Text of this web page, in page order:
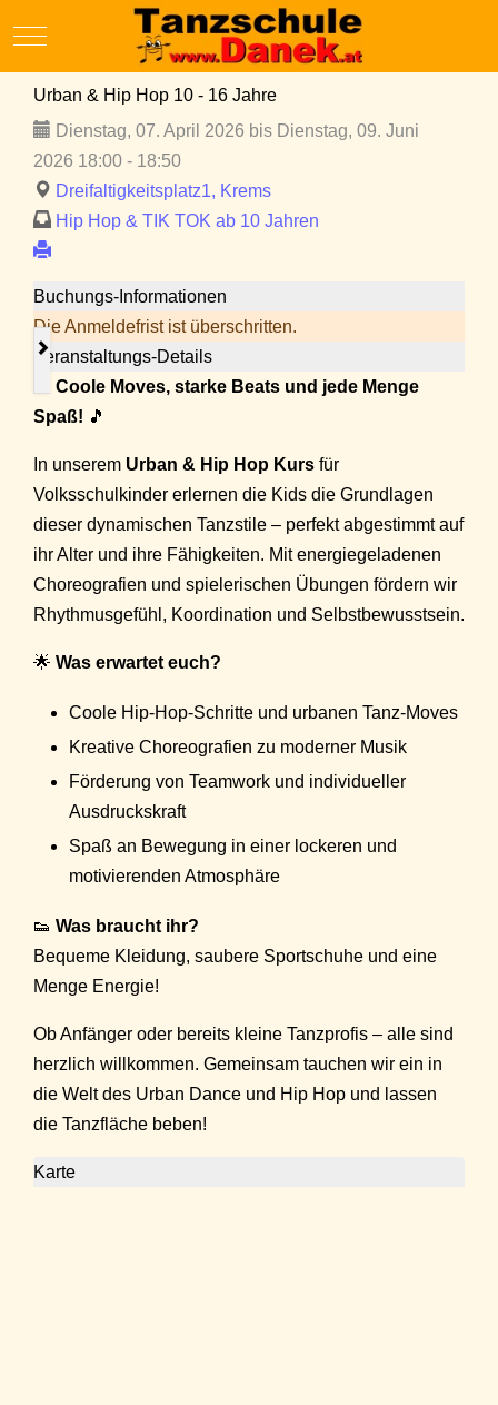
Mobile Menu Toggle
Urban & Hip Hop 10 - 16 Jahre
Dienstag, 07. April 2026 bis Dienstag, 09. Juni
2026 18:00 - 18:50
Dreifaltigkeitsplatz1, Krems
Hip Hop & TIK TOK ab 10 Jahren
Buchungs-Informationen
Die Anmeldefrist ist überschritten.
Veranstaltungs-Details
Coole Moves, starke Beats und jede Menge
Spaß! 🎵
In unserem Urban & Hip Hop Kurs für
Volksschulkinder erlernen die Kids die Grundlagen
dieser dynamischen Tanzstile – perfekt abgestimmt auf
ihr Alter und ihre Fähigkeiten. Mit energiegeladenen
Choreografien und spielerischen Übungen fördern wir
Rhythmusgefühl, Koordination und Selbstbewusstsein.
🌟 Was erwartet euch?
Coole Hip-Hop-Schritte und urbanen Tanz-Moves
Kreative Choreografien zu moderner Musik
Förderung von Teamwork und individueller
Ausdruckskraft
Spaß an Bewegung in einer lockeren und
motivierenden Atmosphäre
👟 Was braucht ihr?
Bequeme Kleidung, saubere Sportschuhe und eine
Menge Energie!
Ob Anfänger oder bereits kleine Tanzprofis – alle sind
herzlich willkommen. Gemeinsam tauchen wir ein in
die Welt des Urban Dance und Hip Hop und lassen
die Tanzfläche beben!
Karte